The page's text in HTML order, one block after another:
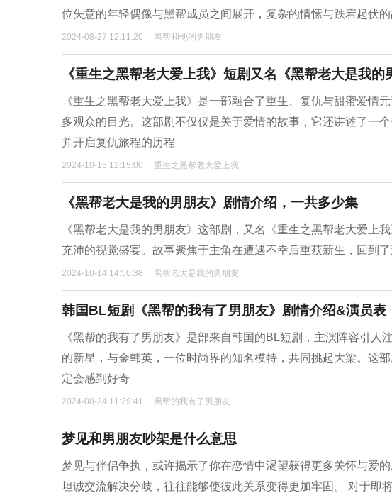
位失意的年轻偶像与黑帮成员之间展开，复杂的情愫与跌宕起伏
2024-08-27 12:11:20 黑帮和他的男朋友
《重生之黑帮老大爱上我》短剧又名《黑帮老大是我的
《重生之黑帮老大爱上我》是一部融合了重生、复仇与甜蜜爱情
多观众的目光。这部剧不仅仅是关于爱情的故事，它还讲述了一
并开启复仇旅程的历程
2024-10-15 12:15:00 重生之黑帮老大爱上我
《黑帮老大是我的男朋友》剧情介绍，一共多少集
《黑帮老大是我的男朋友》这部剧，又名《重生之黑帮老大爱上
充沛的视觉盛宴。故事聚焦于主角在遭遇不幸后重获新生，回到
2024-10-14 14:50:38 黑帮老大是我的男朋友
韩国BL短剧《黑帮的我有了男朋友》剧情介绍&演员表
《黑帮的我有了男朋友》是部来自韩国的BL短剧，主演阵容引人
的新星，与金韩英，一位时尚界的知名模特，共同挑起大梁。这
定会感到好奇
2024-08-24 11:29:41 黑帮的我有了男朋友
梦见和男朋友吵架是什么意思
梦见与伴侣争执，或许揭示了你在恋情中渴望获得更多关怀与爱
坦诚交流解决分歧，往往能够使彼此关系变得更加牢固。 对于即